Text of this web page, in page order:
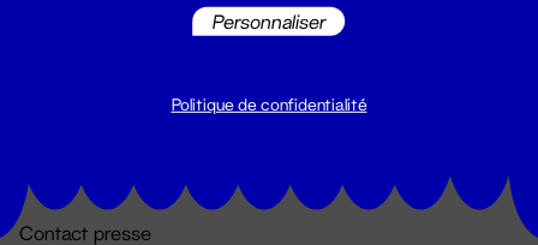
billetterie@leGrandT.fr
Du lundi au vendredi 14h → 18h
Contact presse
Personnaliser
Politique de confidentialité